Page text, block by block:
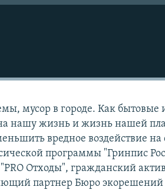
мусор в городе. Как бытовые
нашу жизнь и жизнь нашей
вредное воздействие
программы "Гринпис
Отходы", гражданский
партнер Бюро экорешений